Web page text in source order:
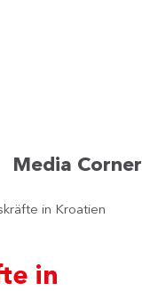
Media Corner
in Kroatien
in